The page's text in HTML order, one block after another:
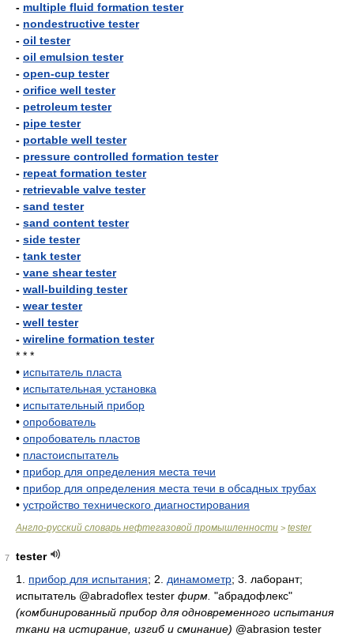
- multiple fluid formation tester
- nondestructive tester
- oil tester
- oil emulsion tester
- open-cup tester
- orifice well tester
- petroleum tester
- pipe tester
- portable well tester
- pressure controlled formation tester
- repeat formation tester
- retrievable valve tester
- sand tester
- sand content tester
- side tester
- tank tester
- vane shear tester
- wall-building tester
- wear tester
- well tester
- wireline formation tester
* * *
• испытатель пласта
• испытательная установка
• испытательный прибор
• опробователь
• опробователь пластов
• пластоиспытатель
• прибор для определения места течи
• прибор для определения места течи в обсадных трубах
• устройство технического диагностирования
Англо-русский словарь нефтегазовой промышленности > tester
7
tester
1. прибор для испытания; 2. динамометр; 3. лаборант;
испытатель @abradoflex tester фирм. "абрадофлекс"
(комбинированный прибор для одновременного испытания
ткани на истирание, изгиб и сминание) @abrasion tester